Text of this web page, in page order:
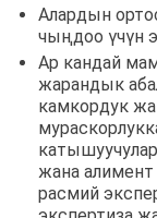
Алардын
чыңдоо үчүн
Ар кандай
жарандык
камкордук
жана алимент
расмий